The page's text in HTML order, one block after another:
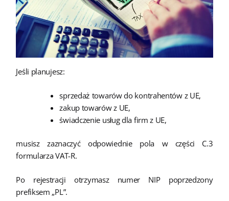
Jeśli planujesz:
sprzedaż towarów do kontrahentów z UE,
zakup towarów z UE,
świadczenie usług dla firm z UE,
musisz zaznaczyć odpowiednie pola w części C.3
formularza VAT-R.
Po rejestracji otrzymasz numer NIP poprzedzony
prefiksem „PL”.